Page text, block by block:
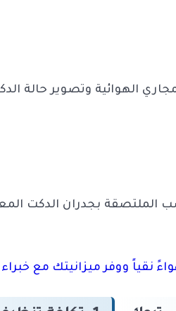
الهوائية وتصوير حالة
الملتصقة بجدران الدكت
نقياً ووفر ميزانيتك مع خبراء